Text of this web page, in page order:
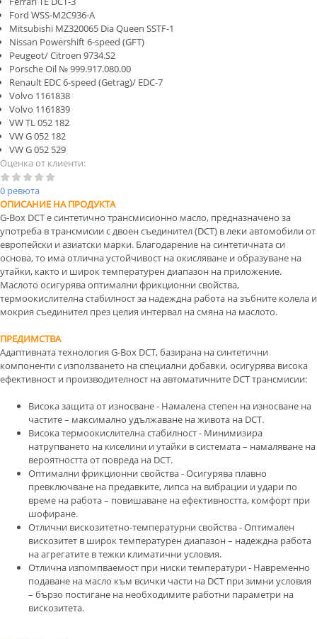
Ford WSS-M2C936-A
Mitsubishi MZ320065 Dia Queen SSTF-1
Nissan Powershift 6-speed (GFT)
Peugeot/ Citroen 9734.S2
Porsche Oil № 999.917.080.00
Renault EDC 6-speed (Getrag)/ EDC-7
Volvo 1161838
Volvo 1161839
VW TL 052 182
VW G 052 182
VW G 052 529
Оценка от клиенти:
0 ревюта
ОПИСАНИЕ НА ПРОДУКТА
G-Box DCT е синтетично трансмисионно масло, предназначено за
употреба в трансмисии с двоен съединител (DCT) в леки автомобили от
европейски и азиатски марки. Благодарение на синтетичната си
основа, то има отлична устойчивост на окисляване и образуване на
утайки, както и широк температурен диапазон на приложение.
Маслото осигурява оптимални фрикционни свойства,
термоокислителна стабилност за надеждна работа на зъбните колела и
мокрия съединител през целия интервал на смяна на маслото.
ПРЕДИМСТВА
Адаптивната технология G-Box DCT, базирана на синтетични
компоненти с използването на специални добавки, осигурява висока
ефективност и производителност на автоматичните DCT трансмисии:
Висока защита от износване - Намалена степен на износване на
частите – максимално удължаване на живота на DCT.
Висока термоокислителна стабилност - Минимизира
натрупването на киселини и утайки в системата – намаляване на
вероятността от повреда на DCT.
Оптимални фрикционни свойства - Осигурява плавно
превключване на предавките, липса на вибрации и удари по
време на работа – повишаване на ефективността, комфорт при
шофиране.
Отлични вискозитетно-температурни свойства - Оптимален
вискозитет в широк температурен диапазон – надеждна работа
на агрегатите в тежки климатични условия.
Отлична изпомпваемост при ниски температури - Навременно
подаване на масло към всички части на DCT при зимни условия
– бързо постигане на необходимите работни параметри на
вискозитета.